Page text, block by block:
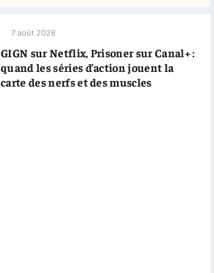
7 août 2026
GIGN sur Netflix, Prisoner sur Canal+ :
quand les séries d’action jouent la
carte des nerfs et des muscles